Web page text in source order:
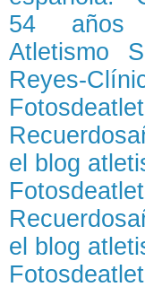
54 años
Atletismo
Reyes-
el blog
el blog